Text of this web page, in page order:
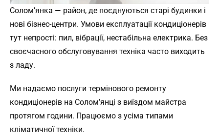
Солом’янка — район, де поєднуються старі будинки і
нові бізнес-центри. Умови експлуатації кондиціонерів
тут непрості: пил, вібрації, нестабільна електрика. Без
своєчасного обслуговування техніка часто виходить
з ладу.
Ми надаємо послуги термінового ремонту
кондиціонерів на Солом’янці з виїздом майстра
протягом години. Працюємо з усіма типами
кліматичної техніки.